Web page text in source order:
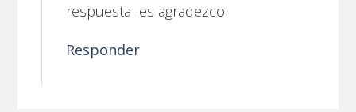
respuesta les agradezco
Responder